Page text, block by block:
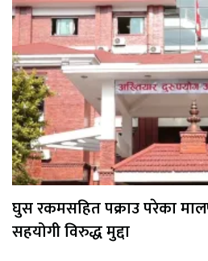
घुस रकमसहित पक्राउ परेका
सहयोगी विरुद्ध मुद्दा